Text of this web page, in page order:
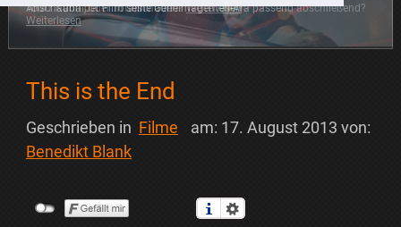
Anschaubar, oder Totalschaden?Weiterlesen
This is the End
Geschrieben in Filme am: 17. August 2013 von:
Benedikt Blank